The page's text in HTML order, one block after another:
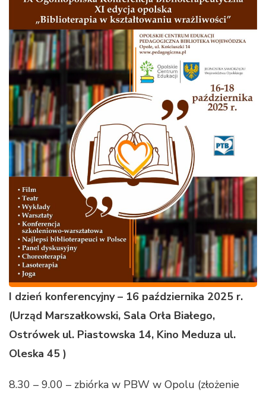
I dzień konferencyjny – 16 października 2025 r.
(Urząd Marszałkowski, Sala Orła Białego,
Ostrówek ul. Piastowska 14, Kino Meduza ul.
Oleska 45 )
8.30 – 9.00 – zbiórka w PBW w Opolu (złożenie